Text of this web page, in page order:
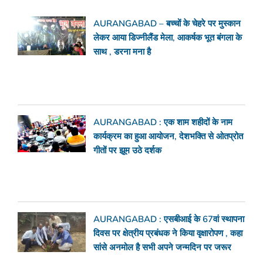
AURANGABAD – बच्चों के चेहरे पर मुस्कान
लेकर आया डिज्नीलैंड मेला, आकर्षक भूत बंगला के
साथ , डरना मना है
AURANGABAD : एक शाम शहीदों के नाम
कार्यक्रम का हुआ आयोजन, देशभक्ति से ओतप्रोत
गीतों पर झूम उठे दर्शक
AURANGABAD : एसबीआई के 67वां स्थापना
दिवस पर क्षेत्रीय प्रबंधक ने किया वृक्षारोपण , कहा
सांसे अनमोल है सभी अपने जन्मदिन पर जरूर